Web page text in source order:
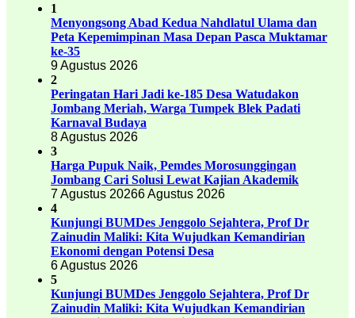
1
Menyongsong Abad Kedua Nahdlatul Ulama dan
Peta Kepemimpinan Masa Depan Pasca Muktamar
ke-35
9 Agustus 2026
2
Peringatan Hari Jadi ke-185 Desa Watudakon
Jombang Meriah, Warga Tumpek Blek Padati
Karnaval Budaya
8 Agustus 2026
3
Harga Pupuk Naik, Pemdes Morosunggingan
Jombang Cari Solusi Lewat Kajian Akademik
7 Agustus 20266 Agustus 2026
4
Kunjungi BUMDes Jenggolo Sejahtera, Prof Dr
Zainudin Maliki: Kita Wujudkan Kemandirian
Ekonomi dengan Potensi Desa
6 Agustus 2026
5
Kunjungi BUMDes Jenggolo Sejahtera, Prof Dr
Zainudin Maliki: Kita Wujudkan Kemandirian